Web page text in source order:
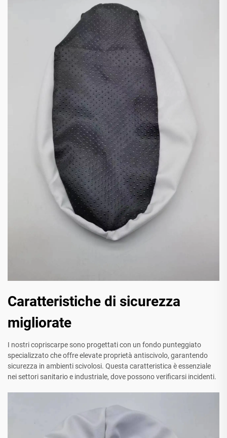
Caratteristiche di sicurezza
migliorate
I nostri copriscarpe sono progettati con un fondo punteggiato
specializzato che offre elevate proprietà antiscivolo, garantendo
sicurezza in ambienti scivolosi. Questa caratteristica è essenziale
nei settori sanitario e industriale, dove possono verificarsi incidenti.